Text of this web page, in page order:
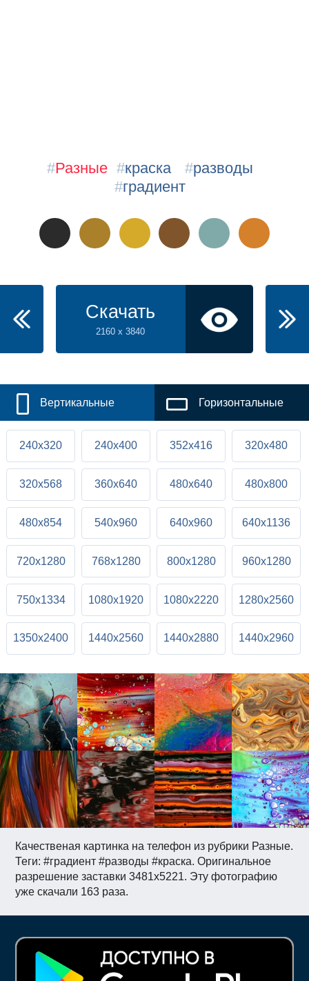
Качественая картинка на телефон из рубрики Разные.
Теги: #градиент #разводы #краска. Оригинальное
разрешение заставки 3481x5221. Эту фотографию
уже скачали 163 раза.
#Разные #краска #разводы
#градиент
Скачать
2160 x 3840
Вертикальные Горизонтальные
240x320 240x400 352x416 320x480
320x568 360x640 480x640 480x800
480x854 540x960 640x960 640x1136
720x1280 768x1280 800x1280 960x1280
750x1334 1080x1920 1080x2220 1280x2560
1350x2400 1440x2560 1440x2880 1440x2960